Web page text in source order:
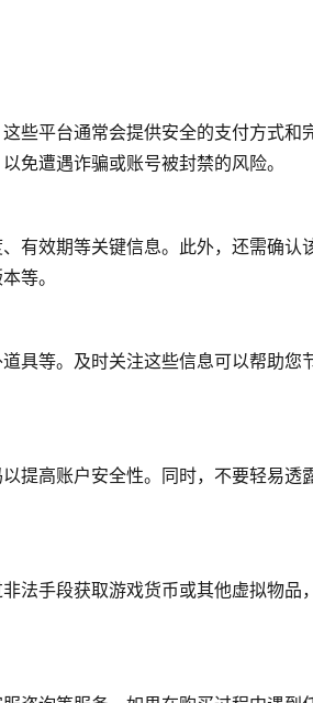
些平台通常会提供安全的支付方式和
免遭遇诈骗或账号被封禁的风险。
有效期等关键信息。此外，还需确认
等。
具等。及时关注这些信息可以帮助您
提高账户安全性。同时，不要轻易透
法手段获取游戏货币或其他虚拟物品